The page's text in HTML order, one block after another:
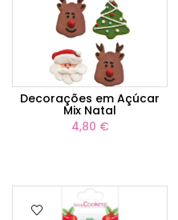
Decorações em Açúcar
Mix Natal
4,80 €